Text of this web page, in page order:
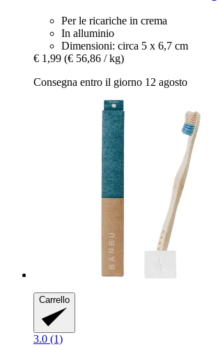
Per le ricariche in crema
In alluminio
Dimensioni: circa 5 x 6,7 cm
€ 1,99 (€ 56,86 / kg)
Consegna entro il giorno 12 agosto
Carrello
3.0 (1)